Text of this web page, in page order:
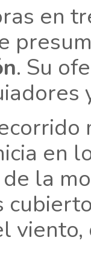
en
. Su
en
la